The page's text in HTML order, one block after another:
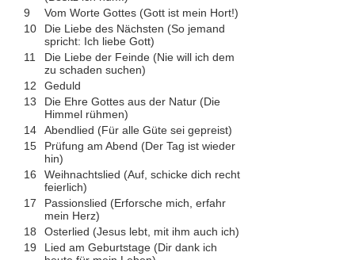
9
Vom Worte Gottes (Gott ist mein Hort!)
10
Die Liebe des Nächsten (So jemand
spricht: Ich liebe Gott)
11
Die Liebe der Feinde (Nie will ich dem
zu schaden suchen)
12
Geduld
13
Die Ehre Gottes aus der Natur (Die
Himmel rühmen)
14
Abendlied (Für alle Güte sei gepreist)
15
Prüfung am Abend (Der Tag ist wieder
hin)
16
Weihnachtslied (Auf, schicke dich recht
feierlich)
17
Passionslied (Erforsche mich, erfahr
mein Herz)
18
Osterlied (Jesus lebt, mit ihm auch ich)
19
Lied am Geburtstage (Dir dank ich